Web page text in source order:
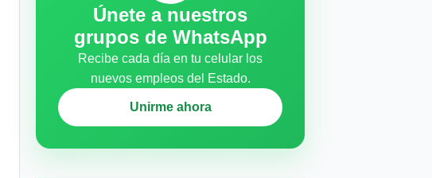
Únete a nuestros
grupos de WhatsApp
Recibe cada día en tu celular los
nuevos empleos del Estado.
Unirme ahora